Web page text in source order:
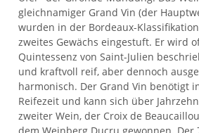
gleichnamiger Grand Vin (der
wurden in der Bordeaux-
zweites Gewächs eingestuft. Er wird
Quintessenz von Saint-Julien
und kraftvoll reif, aber dennoch
harmonisch. Der Grand Vin benötigt
Reifezeit und kann sich über
zweiter Wein, der Croix de